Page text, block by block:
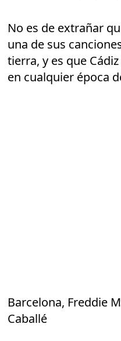
No es de extrañar
una de sus
tierra, y es que
en cualquier época
Barcelona, Freddie
Caballé